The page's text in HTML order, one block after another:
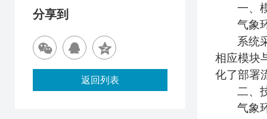
一、
气象
系统
相应模块
化了部署
二、
气象
分享到
返回列表